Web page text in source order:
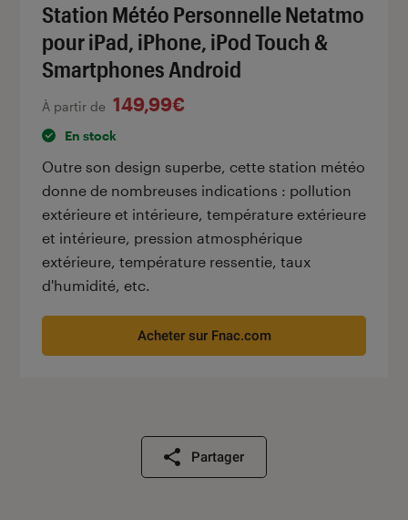
Station Météo Personnelle Netatmo
pour iPad, iPhone, iPod Touch &
Smartphones Android
À partir de 149,99€
En stock
Outre son design superbe, cette station météo
donne de nombreuses indications : pollution
extérieure et intérieure, température extérieure
et intérieure, pression atmosphérique
extérieure, température ressentie, taux
d'humidité, etc.
Acheter sur Fnac.com
Partager